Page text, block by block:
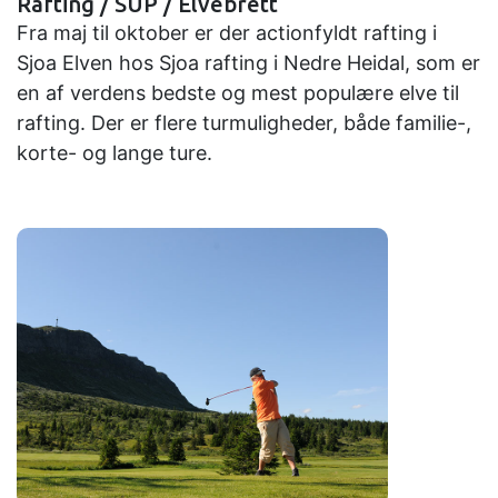
Fra maj til oktober er der actionfyldt rafting i
Sjoa Elven hos Sjoa rafting i Nedre Heidal, som er
en af verdens bedste og mest populære elve til
rafting. Der er flere turmuligheder, både familie-,
korte- og lange ture.